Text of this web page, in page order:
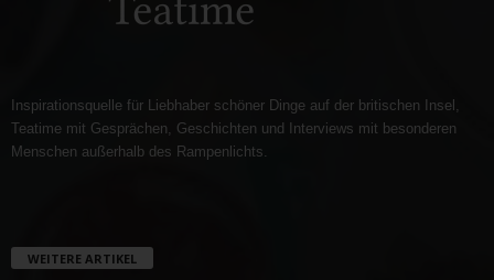
Inspirationsquelle für Liebhaber schöner Dinge auf der britischen Insel,
Teatime mit Gesprächen, Geschichten und Interviews mit besonderen
Menschen außerhalb des Rampenlichts.
WEITERE ARTIKEL